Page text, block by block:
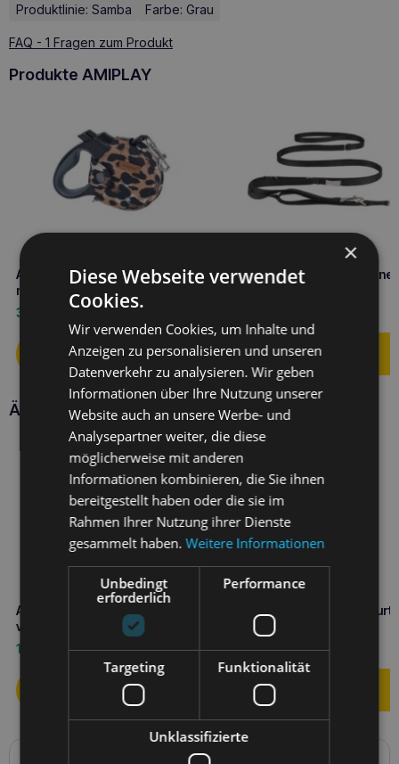
Produktlinie: Samba Farbe: Grau
FAQ - 1 Fragen zum Produkt
Produkte AMIPLAY
Amiplay infini Automatik-Leine
mit Gehege Safari M Leopard
33,60
Amiplay Verstellbare Leine
Ähnliche Produkte
Amiplay EASY GO Samba
verstellbares Geschirr L Grau
13,20
Amiplay Verstellbarer Gurt
Samba XL Türkis
13,20€
×
Diese Webseite verwendet
Cookies.
Wir verwenden Cookies, um Inhalte und
Anzeigen zu personalisieren und unseren
Datenverkehr zu analysieren. Wir geben
Informationen über Ihre Nutzung unserer
Website auch an unsere Werbe- und
Analysepartner weiter, die diese
möglicherweise mit anderen
Informationen kombinieren, die Sie ihnen
bereitgestellt haben oder die sie im
Rahmen Ihrer Nutzung ihrer Dienste
gesammelt haben.Weitere Informationen
Unbedingt
erforderlich
Performance
Targeting Funktionalität
Unklassifizierte